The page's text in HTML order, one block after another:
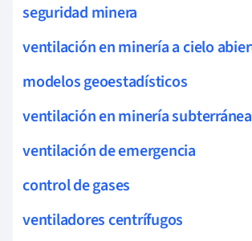
seguridad minera
ventilación en minería a cielo
modelos geoestadísticos
ventilación en minería subterránea
ventilación de emergencia
control de gases
ventiladores centrífugos